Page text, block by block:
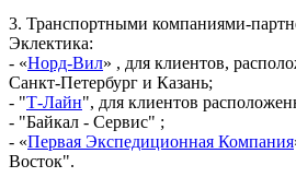
3. Транспортными компаниями-
Эклектика:
- «Норд-Вил» , для клиентов,
Санкт-Петербург и Казань;
- "Т-Лайн", для клиентов
- "Байкал - Сервис" ;
- «Первая Экспедиционная Компания
Восток".